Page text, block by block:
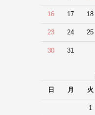
16 17 18
23 24 25
30 31
日
月 火
1